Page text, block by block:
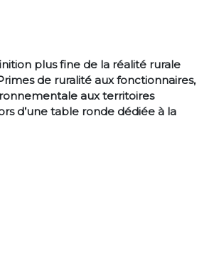
plus fine de la réalité rurale
de ruralité aux fonctionnaires,
aux territoires
d’une table ronde dédiée à la